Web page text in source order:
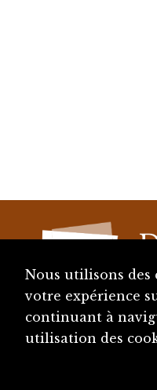
diju@diju.ch
Nous utilisons
votre expérience
continuant à
utilisation des